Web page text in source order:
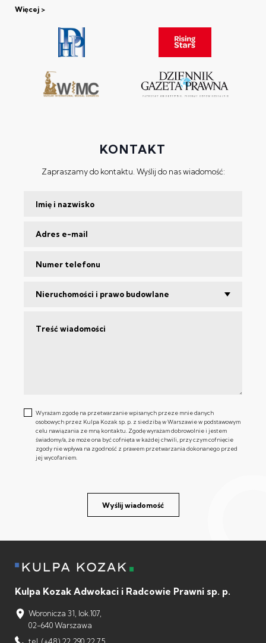
Więcej
KONTAKT
Zapraszamy do kontaktu. Wyślij do nas wiadomość:
Nieruchomości i prawo budowlane
Wyrażam zgodę na przetwarzanie wpisanych przeze mnie danych
osobowych przez Kulpa Kozak sp. p. z siedzibą w Warszawie w podstawowym
celu nawiązania ze mną kontaktu. Zgodę wyrażam dobrowolnie i jestem
świadomy/a, że może ona być cofnięta w każdej chwili, przy czym cofnięcie
zgody nie wpływa na zgodność z prawem przetwarzania dokonanego przed
jej wycofaniem.
Wyślij wiadomość
Kulpa Kozak Adwokaci i Radcowie Prawni sp. p.
Woronicza 31, lok.107,
02-640 Warszawa